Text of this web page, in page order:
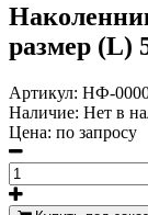
размер (L)
Артикул: НФ-
Наличие: Нет в
Цена: по запросу